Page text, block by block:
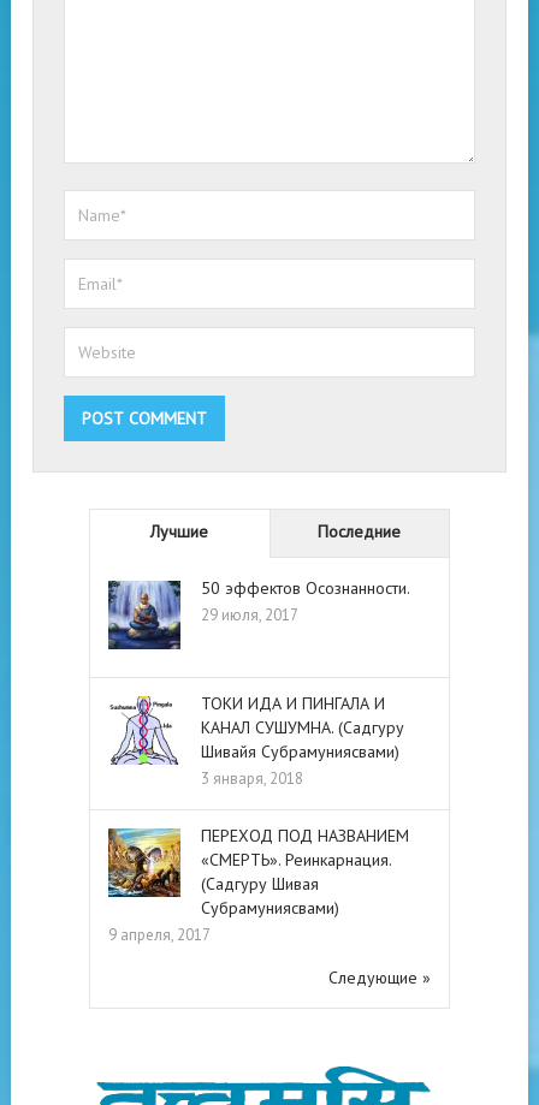
Лучшие Последние
50 эффектов Осознанности.
29 июля, 2017
ТОКИ ИДА И ПИНГАЛА И
КАНАЛ СУШУМНА. (Садгуру
Шивайя Субрамуниясвами)
3 января, 2018
ПЕРЕХОД ПОД НАЗВАНИЕМ
«СМЕРТЬ». Реинкарнация.
(Садгуру Шивая
Субрамуниясвами)
9 апреля, 2017
Следующие »